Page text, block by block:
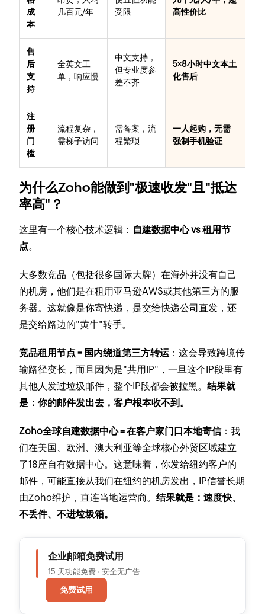
成
本
几百元/年
受限
高性价比
售
后
支
持
全英文工
单，响应慢
中文支持，
但专业度参
差不齐
5×8小时中文本土
化售后
注
册
门
槛
流程复杂，
需梯子访问
需备案，流
程繁琐
一人起购，无需
强制手机验证
为什么Zoho能做到"极速收发"且"抵达
率高"？
这里有一个核心技术逻辑： 自建数据中心 vs 租用节
点。
大多数竞品（包括很多国际大牌）在海外并没有自己
的机房，他们是在租用亚马逊AWS或其他第三方的服
务器。这就像是你寄快递，是交给快递公司直发，还
是交给路边的"黄牛"转手。
竞品租用节点 = 国内绕道第三方转运 ：这会导致跨境传
输路径变长，而且因为是"共用IP"，一旦这个IP段里有
其他人发过垃圾邮件，整个IP段都会被拉黑。结果就
是：你的邮件发出去，客户根本收不到。
Zoho全球自建数据中心 = 在客户家门口本地寄信：我
们在美国、欧洲、澳大利亚等全球核心外贸区域建立
了18座自有数据中心。这意味着，你发给纽约客户的
邮件，可能直接从我们在纽约的机房发出，IP信誉长期
由Zoho维护，直连当地运营商。结果就是：速度快、
不丢件、不进垃圾箱。
企业邮箱免费试用
15 天功能免费 · 安全无广告
免费试用